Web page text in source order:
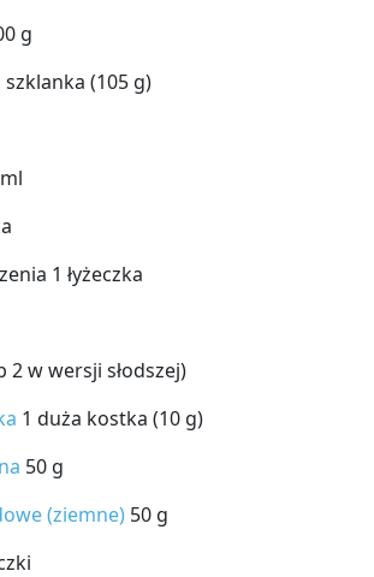
g
(105 g)
1 łyżeczka
2 w wersji słodszej)
1 duża kostka (10 g)
50 g
(ziemne) 50 g